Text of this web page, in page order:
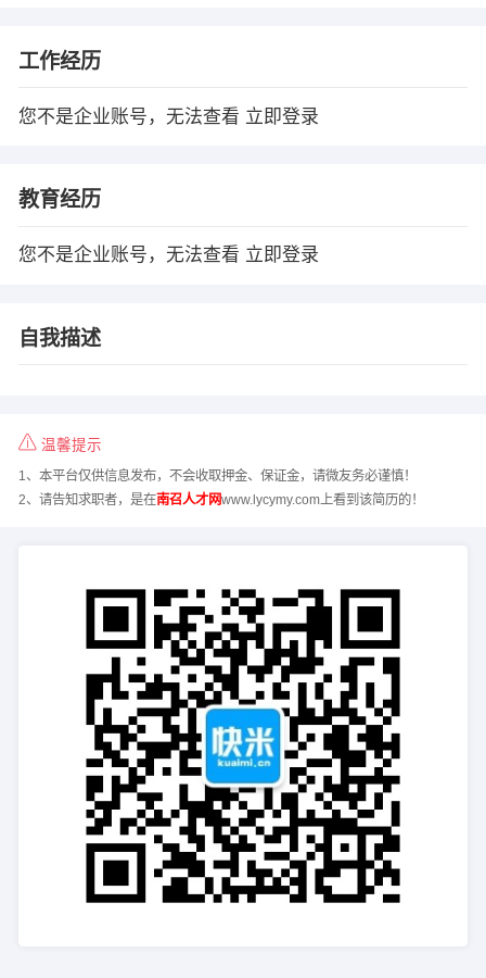
工作经历
您不是企业账号，无法查看 立即登录
教育经历
您不是企业账号，无法查看 立即登录
自我描述
温馨提示
1、本平台仅供信息发布，不会收取押金、保证金，请微友务必谨慎！
2、请告知求职者，是在南召人才网www.lycymy.com上看到该简历的！